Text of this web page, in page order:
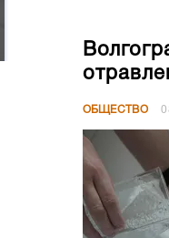
ОБЩЕСТВО